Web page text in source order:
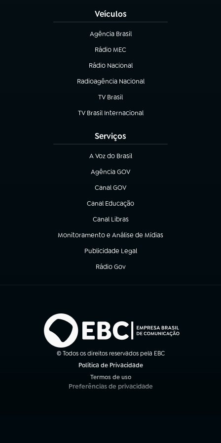
Veículos
Agência Brasil
(abre em nova aba)
Rádio MEC
(abre em nova aba)
Rádio Nacional
Radioagência Nacional
(abre em nova aba)
TV Brasil
(abre em nova aba)
TV Brasil Internacional
(abre em nova aba)
Serviços
A Voz do Brasil
(abre em nova aba)
Agência GOV
(abre em nova aba)
Canal GOV
(abre em nova aba)
Canal Educação
(abre em nova aba)
Canal Libras
(abre em nova aba)
Monitoramento e Análise de Mídias
(abre em nova aba)
Publicidade Legal
(abre em nova aba)
Rádio Gov
(abre em nova aba)
© Todos os direitos reservados pela EBC
Política de Privacidade
Termos de uso
(abre em nova aba)
Preferências de privacidade